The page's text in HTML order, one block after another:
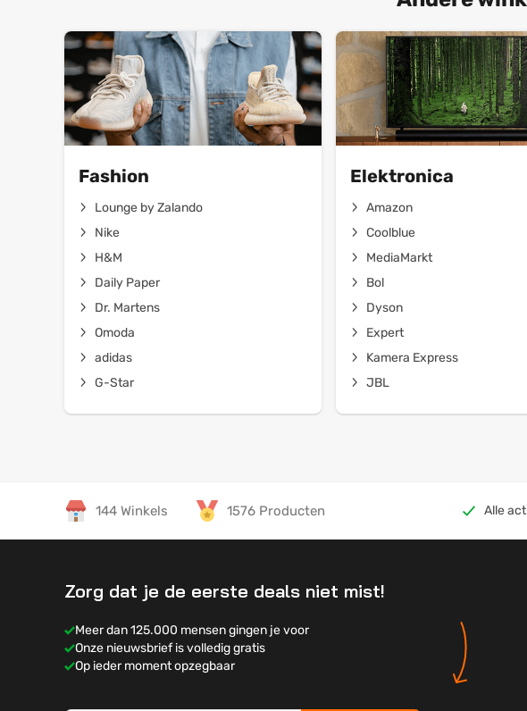
Fashion
Lounge by Zalando
Nike
H&M
Daily Paper
Dr. Martens
Omoda
adidas
G-Star
Elektronica
Amazon
Coolblue
MediaMarkt
Bol
Dyson
Expert
Kamera Express
JBL
144 Winkels 1576 Producten Alle
Zorg dat je de eerste deals niet mist!
Meer dan 125.000 mensen gingen je voor
Onze nieuwsbrief is volledig gratis
Op ieder moment opzegbaar